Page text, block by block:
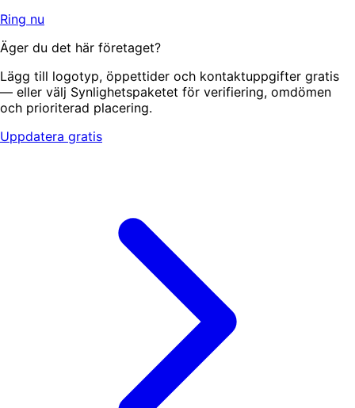
Ring nu
Äger du det här företaget?
Lägg till logotyp, öppettider och kontaktuppgifter gratis
— eller välj Synlighetspaketet för verifiering, omdömen
och prioriterad placering.
Uppdatera gratis